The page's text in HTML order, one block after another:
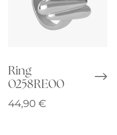
Ring
0258RE00
44,90 €